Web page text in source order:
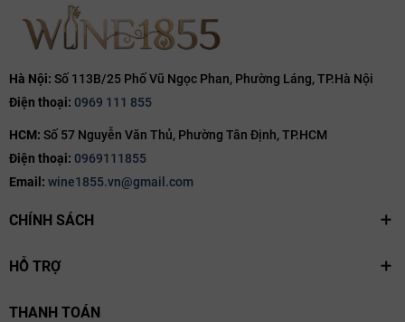
Hà Nội: Số 113B/25 Phố Vũ Ngọc Phan, Phường Láng, TP.Hà Nội
Điện thoại: 0969 111 855
HCM: Số 57 Nguyễn Văn Thủ, Phường Tân Định, TP.HCM
Điện thoại: 0969111855
Email: wine1855.vn@gmail.com
CHÍNH SÁCH
HỖ TRỢ
THANH TOÁN